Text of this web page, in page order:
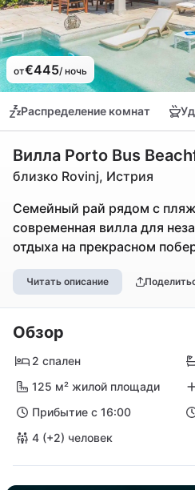
от€445/ ночь
Распределение комнат
Вилла Porto Bus
близко Rovinj, Истрия
Семейный рай рядом с
современная вилла для
отдыха на прекрасном
Читать описание
Обзор
2 спален
125 м² жилой площади
Прибытие с 16:00
4 (+2) человек